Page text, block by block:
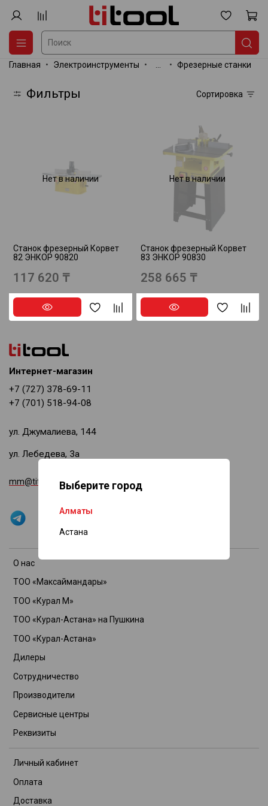
Выберите город
Алматы
Астана
Главная Электроинструменты Фрезерные станки
Фильтры Сортировка
Нет в наличии
Станок фрезерный Корвет
82 ЭНКОР 90820
117 620 ₸
Нет в наличии
Станок фрезерный Корвет
83 ЭНКОР 90830
258 665 ₸
О нас
ТОО «Максаймандары»
ТОО «Курал М»
ТОО «Курал-Астана» на Пушкина
ТОО «Курал-Астана»
Дилеры
Сотрудничество
Производители
Сервисные центры
Реквизиты
Личный кабинет
Оплата
Доставка
Интернет-магазин
+7 (727) 378-69-11
+7 (701) 518-94-08
ул. Джумалиева, 144
ул. Лебедева, 3а
mm@titool.kz